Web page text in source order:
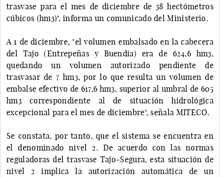
trasvase para el mes de diciembre de 38 hectómetros
cúbicos (hm3)", informa un comunicado del Ministerio.
A 1 de diciembre, "el volumen embalsado en la cabecera
del Tajo (Entrepeñas y Buendía) era de 624,6 hm3,
quedando un volumen autorizado pendiente de
trasvasar de 7 hm3, por lo que resulta un volumen de
embalse efectivo de 617,6 hm3, superior al umbral de 605
hm3 correspondiente al de situación hidrológica
excepcional para el mes de diciembre", señala MITECO.
Se constata, por tanto, que el sistema se encuentra en
el denominado nivel 2. De acuerdo con las normas
reguladoras del trasvase Tajo-Segura, esta situación de
nivel 2 implica la autorización automática de un